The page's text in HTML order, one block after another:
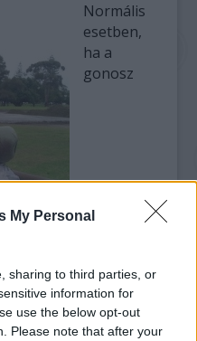
My Personal
sharing to third parties, or
information for
use the below opt-out
Please note that after your
Normális
esetben,
ha a
gonosz